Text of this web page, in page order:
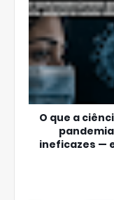
O que a
ineficazes —